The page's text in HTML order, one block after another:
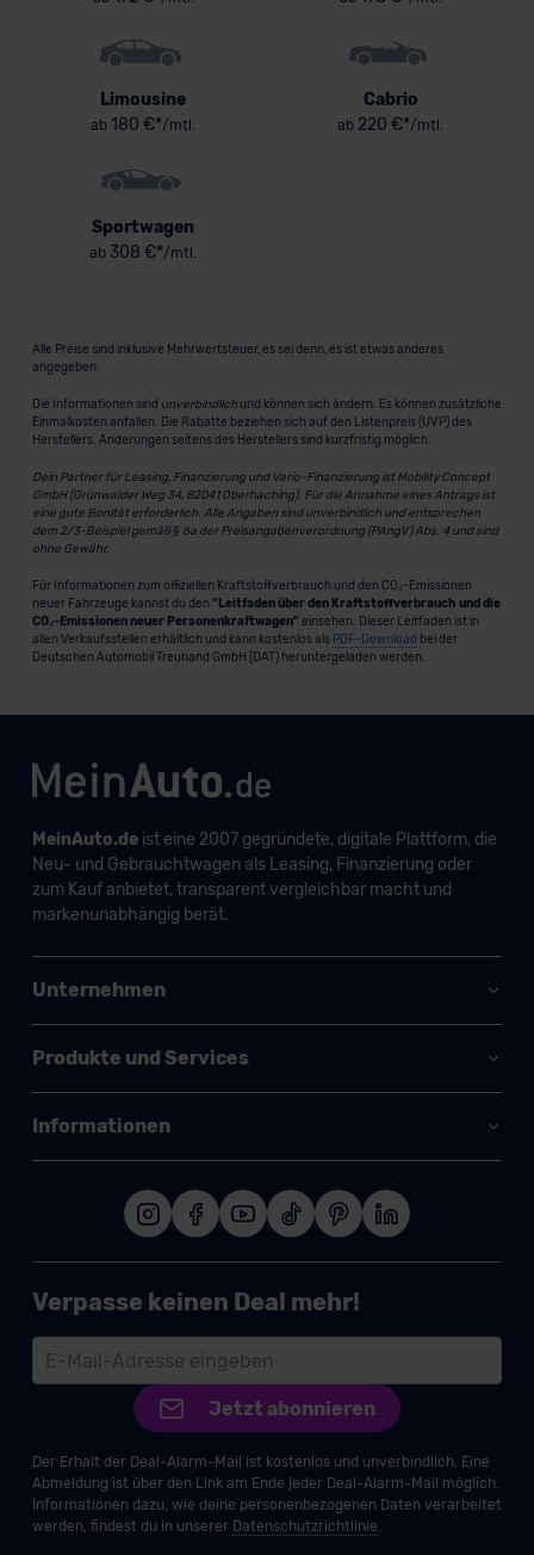
Limousine
ab 180 €*/mtl.
Cabrio
ab 220 €*/mtl.
Sportwagen
ab 308 €*/mtl.
Alle Preise sind inklusive Mehrwertsteuer, es sei denn, es ist etwas anderes
angegeben.
Die Informationen sind unverbindlichund können sich ändern. Es können zusätzliche
Einmalkosten anfallen. Die Rabatte beziehen sich auf den Listenpreis (UVP) des
Herstellers. Änderungen seitens des Herstellers sind kurzfristig möglich.
Dein Partner für Leasing, Finanzierung und Vario-Finanzierung ist Mobility Concept
GmbH (Grünwalder Weg 34, 82041 Oberhaching). Für die Annahme eines Antrags ist
eine gute Bonität erforderlich. Alle Angaben sind unverbindlich und entsprechen
dem 2/3-Beispiel gemäß § 6a der Preisangabenverordnung (PAngV) Abs. 4 und sind
ohne Gewähr.
Für Informationen zum offiziellen Kraftstoffverbrauch und den CO₂-Emissionen
neuer Fahrzeuge kannst du den "Leitfaden über den Kraftstoffverbrauch und die
CO₂-Emissionen neuer Personenkraftwagen" einsehen. Dieser Leitfaden ist in
allen Verkaufsstellen erhältlich und kann kostenlos als PDF-Download bei der
Deutschen Automobil Treuhand GmbH (DAT) heruntergeladen werden.
MeinAuto.deist eine 2007 gegründete, digitale Plattform, die
Neu- und Gebrauchtwagen als Leasing, Finanzierung oder
zum Kauf anbietet, transparent vergleichbar macht und
markenunabhängig berät.
Unternehmen
Produkte und Services
Informationen
Verpasse keinen Deal mehr!
Jetzt abonnieren
Der Erhalt der Deal-Alarm-Mail ist kostenlos und unverbindlich. Eine
Abmeldung ist über den Link am Ende jeder Deal-Alarm-Mail möglich.
Informationen dazu, wie deine personenbezogenen Daten verarbeitet
werden, findest du in unserer Datenschutzrichtlinie.